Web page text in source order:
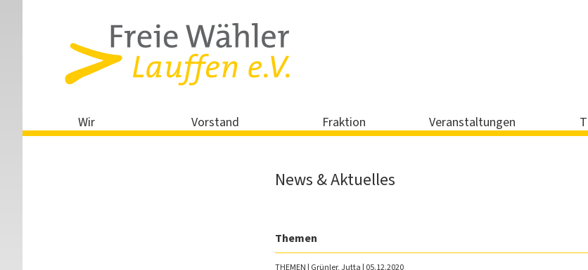
Wir Vorstand Fraktion Veranstaltungen
News & Aktuelles
Themen
THEMEN | Grünler, Jutta | 05.12.2020